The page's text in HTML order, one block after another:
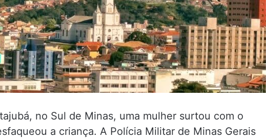
no Sul de Minas, uma mulher surtou com o
a criança. A Polícia Militar de Minas Gerais